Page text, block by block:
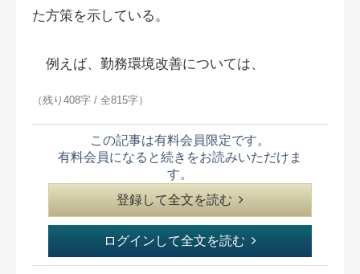
た方策を示している。
例えば、勤務環境改善については、
（残り408字 / 全815字）
この記事は有料会員限定です。
有料会員になると続きをお読みいただけま
す。
登録して全文を読む
ログインして全文を読む